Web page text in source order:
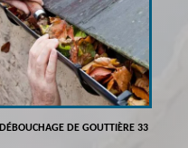
DÉBOUCHAGE DE GOUTTIÈRE 33